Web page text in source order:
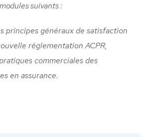
suivants :
principes généraux de satisfaction
réglementation ACPR,
commerciales des
en assurance.